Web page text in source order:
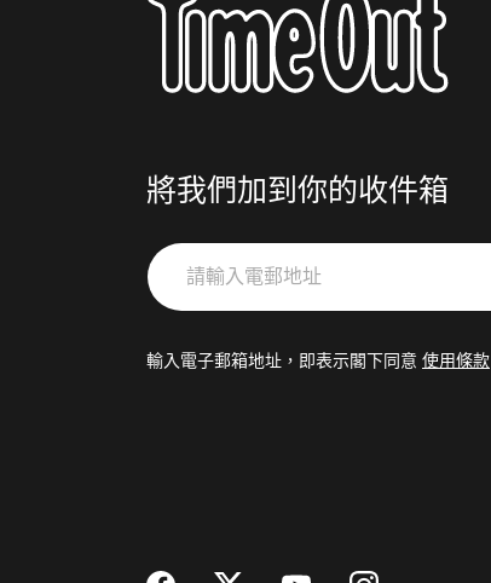
將我們加到你的收件箱
請
輸
郵
輸入電子郵箱地址，即表示閣下同意 使用條款